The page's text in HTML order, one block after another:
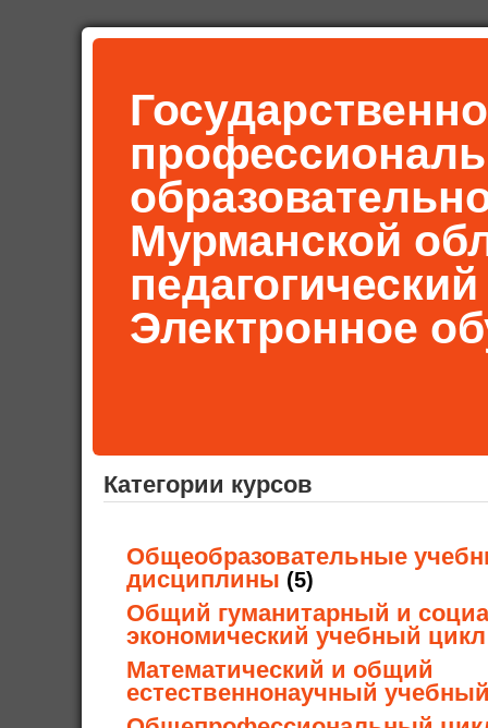
Мурманской
Электронное
Категории курсов
Общеобразовательные
дисциплины (5)
Общий гуманитарный и
экономический учебный цикл
Математический и общий
естественнонаучный